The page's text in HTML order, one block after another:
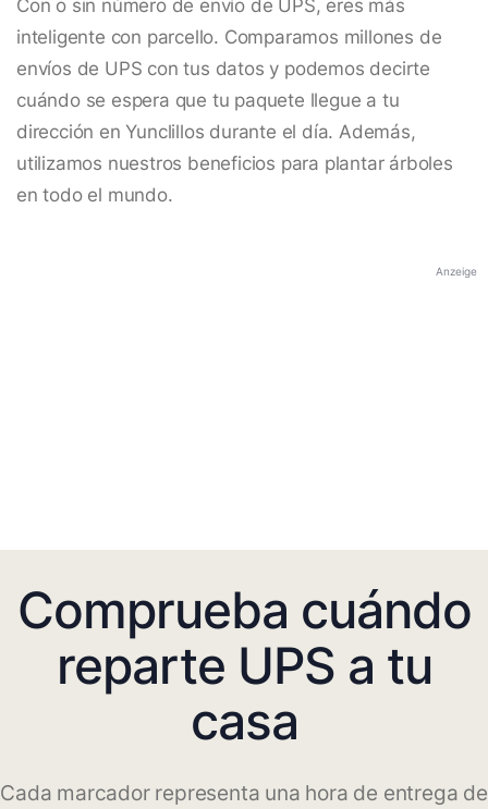
Con o sin número de envío de UPS, eres más
inteligente con parcello. Comparamos millones de
envíos de UPS con tus datos y podemos decirte
cuándo se espera que tu paquete llegue a tu
dirección en Yunclillos durante el día. Además,
utilizamos nuestros beneficios para plantar árboles
en todo el mundo.
Anzeige
Comprueba cuándo
reparte UPS a tu
casa
Cada marcador representa una hora de entrega de